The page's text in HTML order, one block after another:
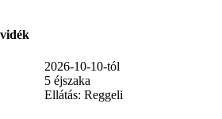
2026-10-10-tól
5 éjszaka
Ellátás: Reggeli